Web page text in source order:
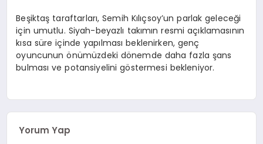
Beşiktaş taraftarları, Semih Kılıçsoy’un parlak geleceği
için umutlu. Siyah-beyazlı takımın resmi açıklamasının
kısa süre içinde yapılması beklenirken, genç
oyuncunun önümüzdeki dönemde daha fazla şans
bulması ve potansiyelini göstermesi bekleniyor.
Yorum Yap